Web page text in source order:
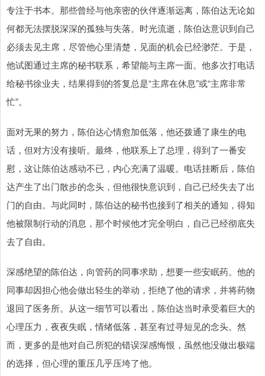
专注于书本。那些曾经与他亲密的伙伴逐渐远离，陈伯达无论如
何都无法摆脱深深的孤独与失落。时光流逝，陈伯达意识到自己
必须去见主席，尽管他心里清楚，见面的机会已经渺茫。于是，
他试图通过主席的秘书联系，希望能与主席一面。他多次打电话
给秘书徐业夫，结果得到的答复总是“主席在休息”或“主席非常
忙”。
面对无果的努力，陈伯达心情愈加低落，他还拨通了康生的电
话，但对方没有接听。最终，他联系上了总理，得到了一番安
慰，这让陈伯达感动不已，内心充满了温暖。电话挂断后，陈伯
达产生了出门散步的念头，但他很快意识到，自己已经失去了出
门的自由。与此同时，陈伯达的秘书也接到了相关的通知，得知
他被限制行动的消息，那个时候他才完全明白，自己已经彻底失
去了自由。
深感绝望的陈伯达，向管药的同事求助，想要一些安眠药。他的
同事却因担心他会做出轻生的举动，拒绝了他的请求，并将药物
退回了医务所。从这一细节可以看出，陈伯达当时承受着巨大的
心理压力，夜夜失眠，情绪低落，甚至有过寻短见的念头。然
而，更多的是他对自己所犯的错误深感悔恨，虽然他没做出极端
的选择，但心理的重压几乎压垮了他。